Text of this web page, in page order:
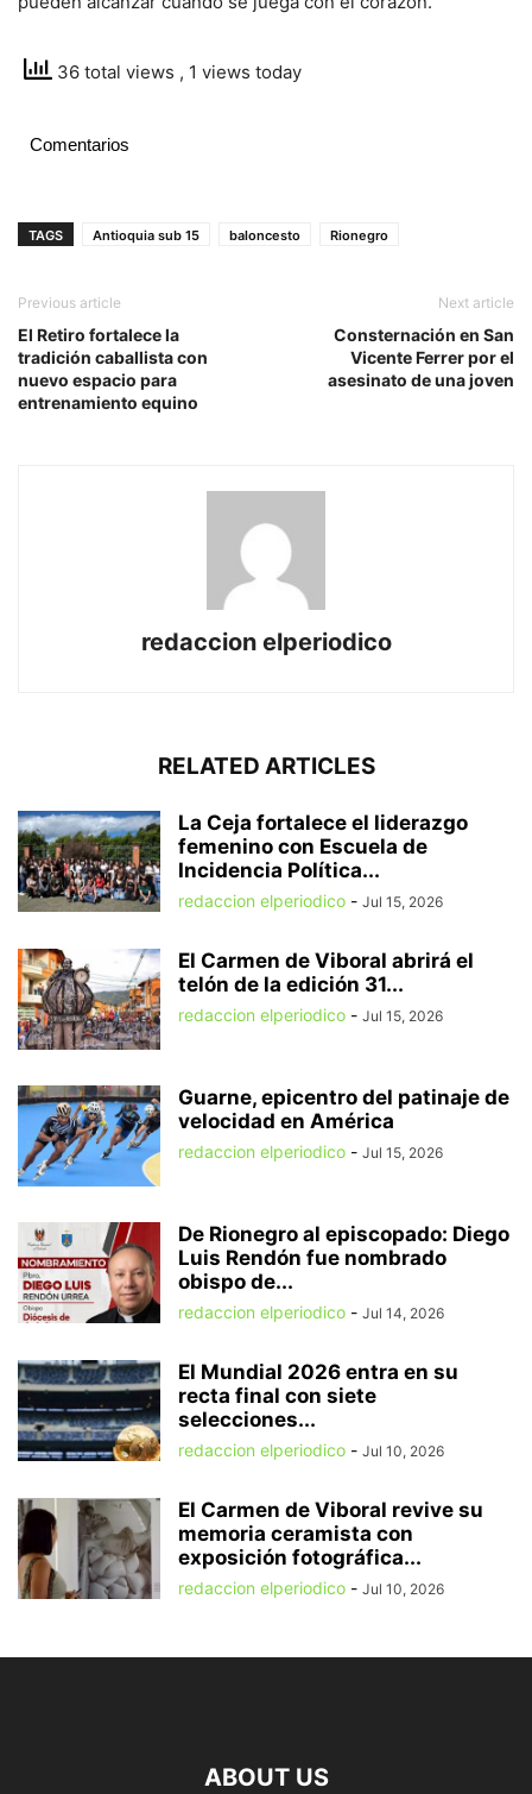
36 total views , 1 views today
Comentarios
TAGS Antioquia sub 15 baloncesto Rionegro
Previous article
El Retiro fortalece la
tradición caballista con
nuevo espacio para
entrenamiento equino
Next article
Consternación en San
Vicente Ferrer por el
asesinato de una joven
redaccion elperiodico
RELATED ARTICLES
La Ceja fortalece el liderazgo
femenino con Escuela de
Incidencia Política...
redaccion elperiodico - Jul 15, 2026
El Carmen de Viboral abrirá el
telón de la edición 31...
redaccion elperiodico - Jul 15, 2026
Guarne, epicentro del patinaje de
velocidad en América
redaccion elperiodico - Jul 15, 2026
De Rionegro al episcopado: Diego
Luis Rendón fue nombrado
obispo de...
redaccion elperiodico - Jul 14, 2026
El Mundial 2026 entra en su
recta final con siete
selecciones...
redaccion elperiodico - Jul 10, 2026
El Carmen de Viboral revive su
memoria ceramista con
exposición fotográfica...
redaccion elperiodico - Jul 10, 2026
ABOUT US